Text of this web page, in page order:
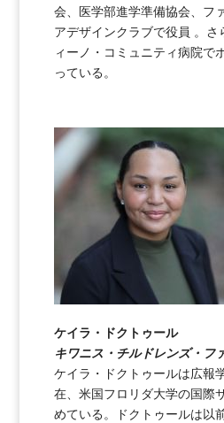
会、医学部進学準備協会、フ
アデザインクラブで役員 。
ィーノ・コミュニティ病院で
っている。
ケイラ・ドクトゥール
キワニス・チルドレンズ・フ
ケイラ・ドクトゥールは広報
在、米国フロリダ大学の国際
めている。ドクトゥールは以